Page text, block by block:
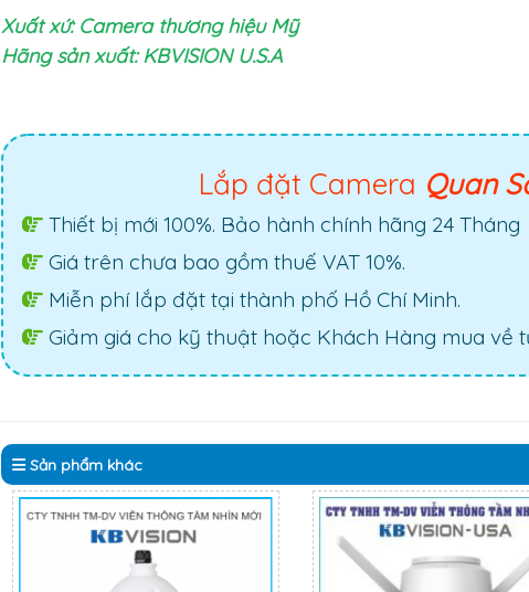
Xuất xứ: Camera thương hiệu Mỹ
Hãng sản xuất: KBVISION U.S.A
Lắp đặt Camera Quan
Thiết bị mới 100%. Bảo hành chính hãng 24 Tháng
Giá trên chưa bao gồm thuế VAT 10%.
Miễn phí lắp đặt tại thành phố Hồ Chí Minh.
Giảm giá cho kỹ thuật hoặc Khách Hàng mua về
Sản phẩm khác